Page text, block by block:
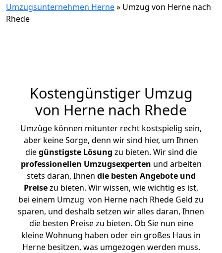
Umzugsunternehmen Herne» Umzug von Herne nach
Rhede
Kostengünstiger Umzug
von Herne nach Rhede
Umzüge können mitunter recht kostspielig sein,
aber keine Sorge, denn wir sind hier, um Ihnen
diegünstigste Lösung zu bieten. Wir sind die
professionellen Umzugsexperten und arbeiten
stets daran, Ihnen die besten Angebote und
Preisezu bieten. Wir wissen, wie wichtig es ist,
bei einem Umzug von Herne nach Rhede Geld zu
sparen, und deshalb setzen wir alles daran, Ihnen
die besten Preise zu bieten. Ob Sie nun eine
kleine Wohnung haben oder ein großes Haus in
Herne besitzen, was umgezogen werden muss.